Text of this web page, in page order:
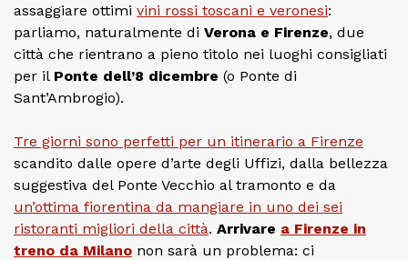
assaggiare ottimi vini rossi toscani e veronesi:
parliamo, naturalmente di Verona e Firenze, due
città che rientrano a pieno titolo nei luoghi consigliati
per il Ponte dell’8 dicembre (o Ponte di
Sant’Ambrogio).
Tre giorni sono perfetti per un itinerario a Firenze
scandito dalle opere d’arte degli Uffizi, dalla bellezza
suggestiva del Ponte Vecchio al tramonto e da
un’ottima fiorentina da mangiare in uno dei sei
ristoranti migliori della città. Arrivare a Firenze in
treno da Milano non sarà un problema: ci